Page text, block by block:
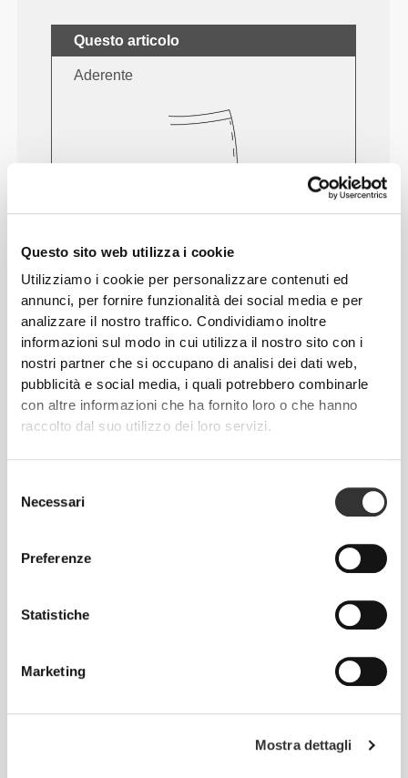
Questo sito web utilizza i cookie
Utilizziamo i cookie per personalizzare contenuti ed
annunci, per fornire funzionalità dei social media e per
analizzare il nostro traffico. Condividiamo inoltre
informazioni sul modo in cui utilizza il nostro sito con i
nostri partner che si occupano di analisi dei dati web,
pubblicità e social media, i quali potrebbero combinarle
con altre informazioni che ha fornito loro o che hanno
raccolto dal suo utilizzo dei loro servizi.
delNecessari
Preferenze
Statistiche
Marketing
Mostra dettagli
Questo articolo
Aderente
Senti il tuo corpo ad ogni mossa che fai.
La vestibilità aderente mette in mostra la
Regolare
motto.